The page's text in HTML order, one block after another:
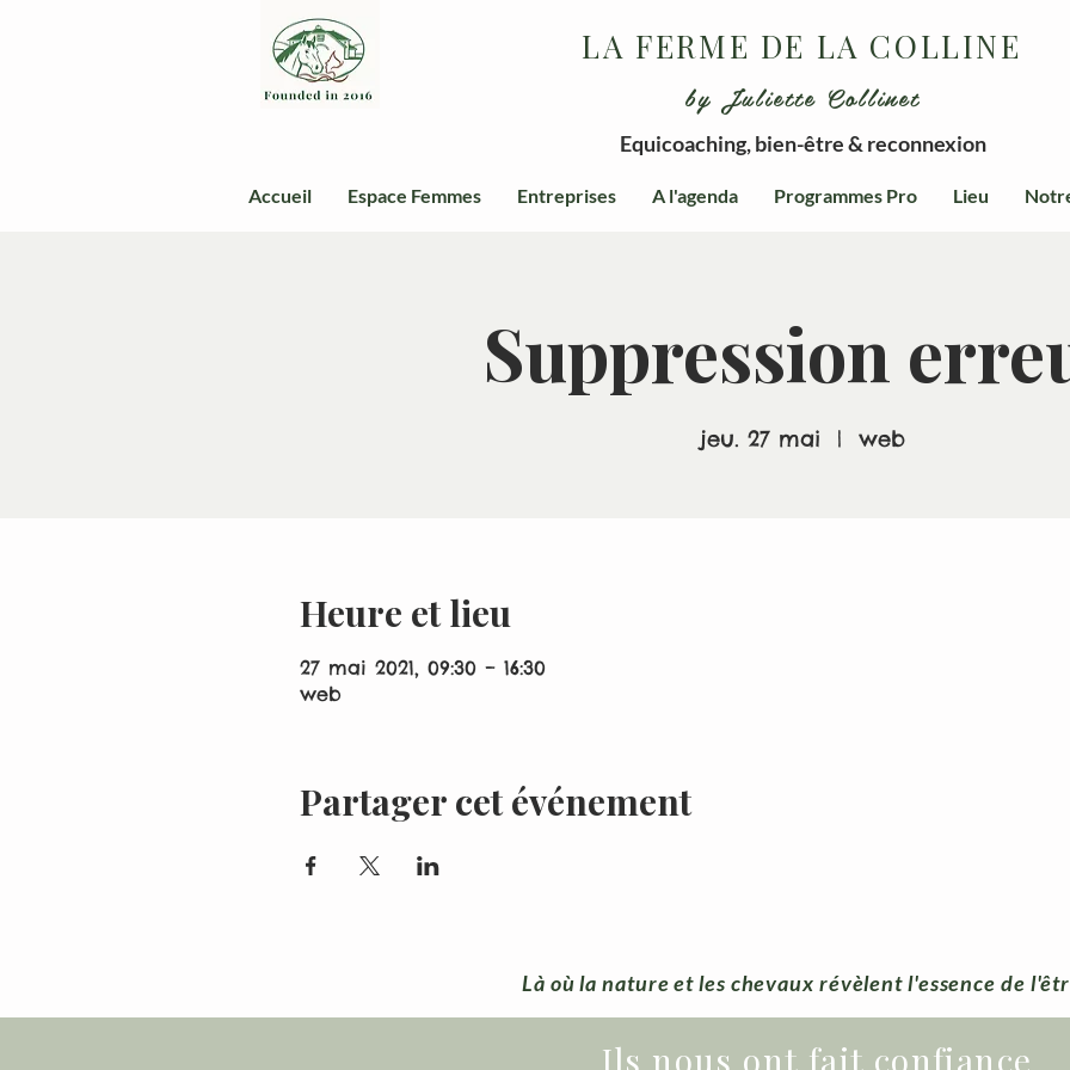
LA FERME DE LA COLLINE
by Juliette Collinet
Equicoaching, bien-être & reconnexion
Accueil Espace Femmes Entreprises A l'agenda Programmes Pro Lieu
Suppression
jeu. 27 mai
  |
web
Heure et lieu
27 mai 2021, 09:30 – 16:30
web
Partager cet événement
Là où la nature et les chevaux révèlent l'essence de
Ils nous ont fait confiance